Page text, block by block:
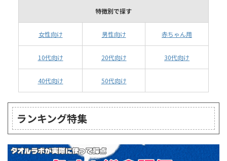
特徴別で探す
女性向け 男性向け 赤ちゃん用
10代向け 20代向け 30代向け
40代向け 50代向け
ランキング特集